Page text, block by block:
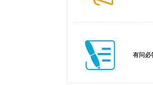
有问必